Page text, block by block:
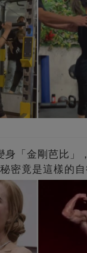
身「金剛芭比」
密竟是這樣的自